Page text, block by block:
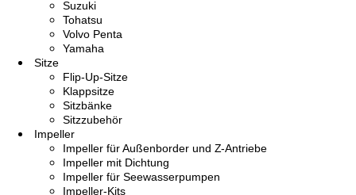
Suzuki
Tohatsu
Volvo Penta
Yamaha
Sitze
Flip-Up-Sitze
Klappsitze
Sitzbänke
Sitzzubehör
Impeller
Impeller für Außenborder und Z-Antriebe
Impeller mit Dichtung
Impeller für Seewasserpumpen
Impeller-Kits